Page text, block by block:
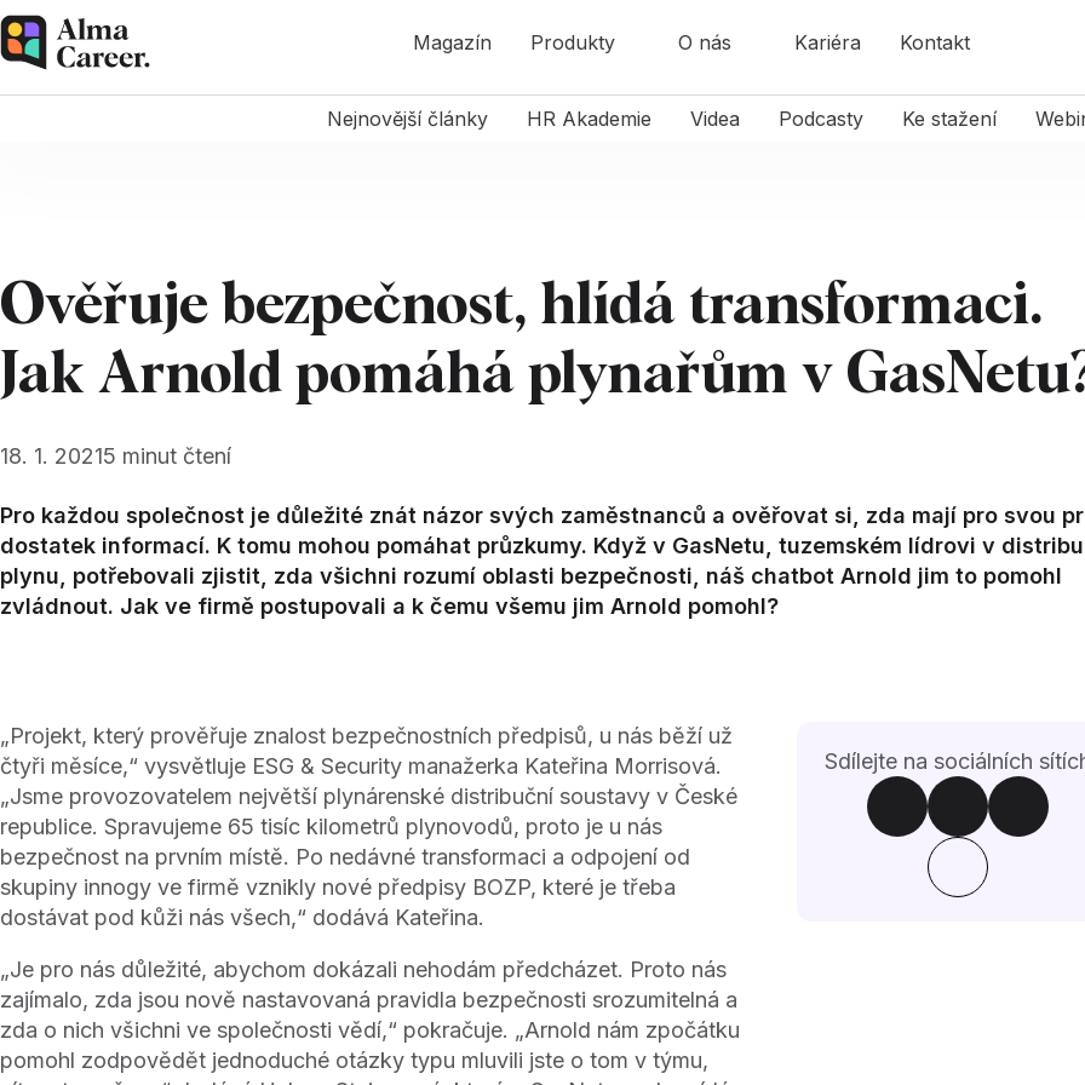
Magazín Produkty O nás Kariéra Kontakt
Nejnovější články HR Akademie Videa Podcasty Ke stažení
Ověřuje bezpečnost, hlídá transformaci.
Jak Arnold pomáhá plynařům v
18. 1. 20215 minut čtení
Pro každou společnost je důležité znát názor svých zaměstnanců a ověřovat si, zda mají pro svou
dostatek informací. K tomu mohou pomáhat průzkumy. Když v GasNetu, tuzemském lídrovi v
plynu, potřebovali zjistit, zda všichni rozumí oblasti bezpečnosti, náš chatbot Arnold jim to pomohl
zvládnout. Jak ve firmě postupovali a k čemu všemu jim Arnold pomohl?
„Projekt, který prověřuje znalost bezpečnostních předpisů, u nás běží už
čtyři měsíce,“ vysvětluje ESG & Security manažerka Kateřina Morrisová.
„Jsme provozovatelem největší plynárenské distribuční soustavy v České
republice. Spravujeme 65 tisíc kilometrů plynovodů, proto je u nás
bezpečnost na prvním místě. Po nedávné transformaci a odpojení od
skupiny innogy ve firmě vznikly nové předpisy BOZP, které je třeba
dostávat pod kůži nás všech,“ dodává Kateřina.
„Je pro nás důležité, abychom dokázali nehodám předcházet. Proto nás
zajímalo, zda jsou nově nastavovaná pravidla bezpečnosti srozumitelná a
zda o nich všichni ve společnosti vědí,“ pokračuje. „Arnold nám zpočátku
pomohl zodpovědět jednoduché otázky typu mluvili jste o tom v týmu,
Sdílejte na sociálních